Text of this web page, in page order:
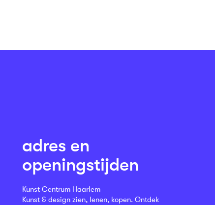
adres en
openingstijden
Kunst Centrum Haarlem
Kunst & design zien, lenen, kopen. Ontdek